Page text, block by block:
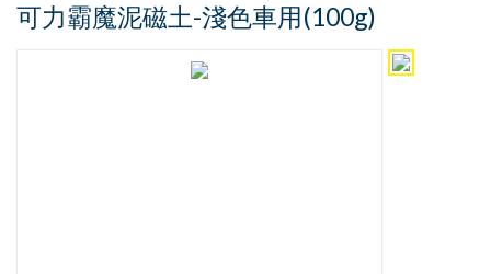
可力霸魔泥磁土-淺色車用(100g)